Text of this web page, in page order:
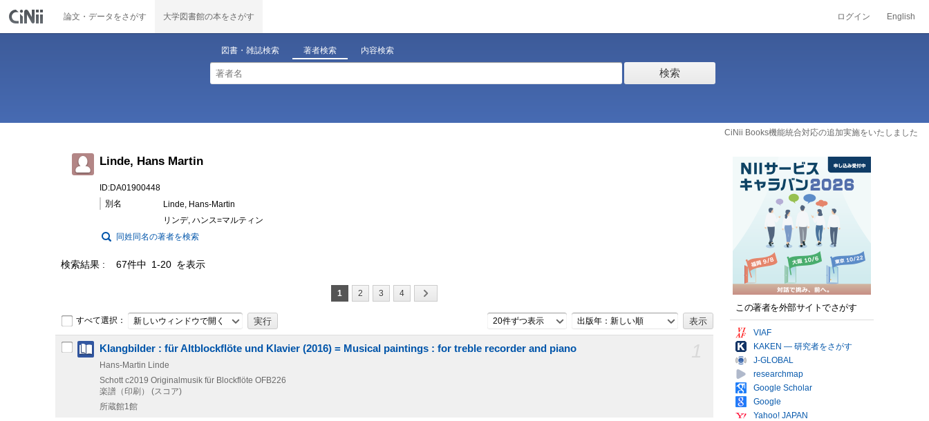
論文・データをさがす 大学図書館の本をさがす ログイン English
図書・雑誌検索 著者検索 内容検索
検索
CiNii Books機能統合対応の追加実施をいたしました
Linde, Hans Martin
ID:DA01900448
別名
Linde, Hans-Martin
リンデ, ハンス=マルティン
同姓同名の著者を検索
検索結果 67件中 1-20 を表示
1 2 3 4
すべて選択： 新しいウィンドウで開く 20件ずつ表示 出版年：新しい順
Klangbilder : für Altblockflöte und Klavier (2016) = Musical paintings : for treble recorder and piano
Hans-Martin Linde
Schott c2019 Originalmusik für Blockflöte OFB226
楽譜（印刷） (スコア)
所蔵館1館
この著者を外部サイトでさがす
VIAF
KAKEN — 研究者をさがす
J-GLOBAL
researchmap
Google Scholar
Google
Yahoo! JAPAN